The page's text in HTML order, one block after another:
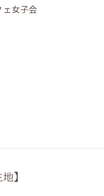
女子会
】